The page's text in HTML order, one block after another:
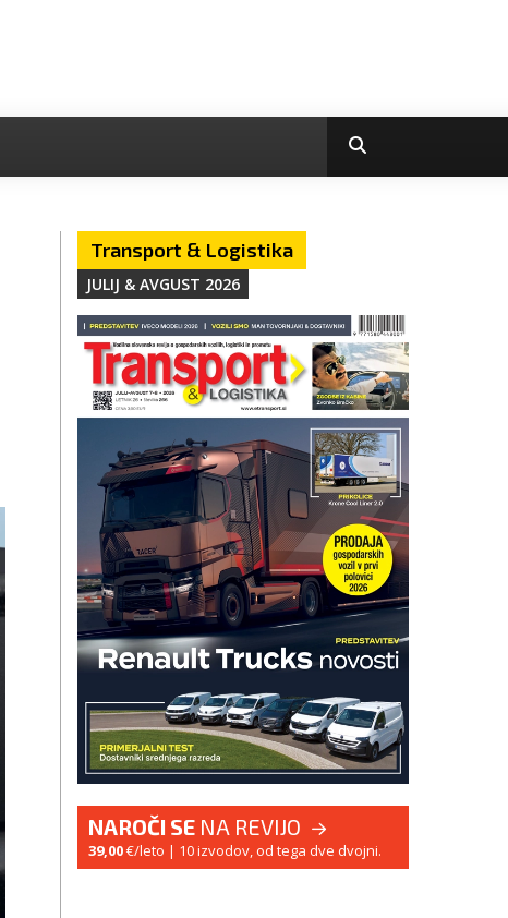
Transport & Logistika
JULIJ & AVGUST 2026
NAROČI SE NA REVIJO
39,00€/leto | 10 izvodov, od tega dve dvojni.